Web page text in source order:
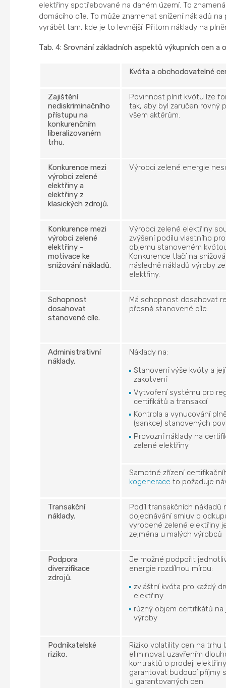
elektřiny spotřebované na daném území. To
domácího cíle. To může znamenat snížení nákladů
vyrábět tam, kde je to levnější. Přitom náklady na
Tab. 4: Srovnání základních aspektů výkupních cen a
Kvóta a obchodovatelné
Zajištění
nediskriminačního
přístupu na
konkurenčním
liberalizovaném
trhu.
Povinnost plnit kvótu lze
tak, aby byl zaručen rovný
všem aktérům.
Konkurence mezi
výrobci zelené
elektřiny a
elektřiny z
klasických zdrojů.
Výrobci zelené energie
Konkurence mezi
výrobci zelené
elektřiny -
motivace ke
snižování nákladů.
Výrobci zelené elektřiny
zvýšení podílu vlastního
objemu stanoveném
Konkurence tlačí na
následně nákladů výroby
elektřiny.
Schopnost
dosahovat
stanovené cíle.
Má schopnost dosahovat
přesně stanovené cíle.
Administrativní
náklady.
Náklady na:
Stanovení výše kvóty a
zakotvení
Vytvoření systému pro
certifikátů a transakcí
Kontrola a vynucování
(sankce) stanovených
Provozní náklady na
zelené elektřiny
Samotné zřízení
kogenerace to požaduje
Transakční
náklady.
Podíl transakčních nákladů
dojednávání smluv o
vyrobené zelené elektřiny
zejména u malých výrobců
Podpora
diverzifikace
zdrojů.
Je možné podpořit
energie rozdílnou mírou:
zvláštní kvóta pro každý
elektřiny
různý objem certifikátů
výroby
Podnikatelské
riziko.
Riziko volatility cen na trhu
eliminovat uzavřením
kontraktů o prodeji
garantovat budoucí příjmy
u garantovaných cen.